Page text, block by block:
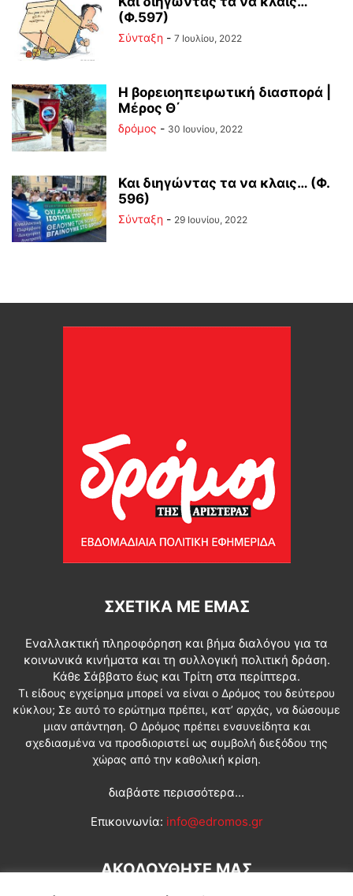
(Φ.597)
Σύνταξη - 7 Ιουλίου, 2022
Η βορειοηπειρωτική διασπορά |
Μέρος Θ΄
δρόμος - 30 Ιουνίου, 2022
Και διηγώντας τα να κλαις… (Φ.
596)
Σύνταξη - 29 Ιουνίου, 2022
ΣΧΕΤΙΚΆ ΜΕ ΕΜΆΣ
Εναλλακτική πληροφόρηση και βήμα διαλόγου για τα
κοινωνικά κινήματα και τη συλλογική πολιτική δράση.
Κάθε Σάββατο έως και Τρίτη στα περίπτερα.
Τι είδους εγχείρημα μπορεί να είναι ο Δρόμος του δεύτερου
κύκλου; Σε αυτό το ερώτημα πρέπει, κατ’ αρχάς, να δώσουμε
μιαν απάντηση. Ο Δρόμος πρέπει ενσυνείδητα και
σχεδιασμένα να προσδιοριστεί ως συμβολή διεξόδου της
χώρας από την καθολική κρίση.
διαβάστε περισσότερα...
Επικοινωνία: info@edromos.gr
ΑΚΟΛΟΥΘΗΣΕ ΜΑΣ